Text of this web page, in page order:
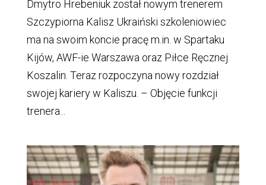
Dmytro Hrebeniuk został nowym trenerem
Szczypiorna Kalisz Ukraiński szkoleniowiec
ma na swoim koncie pracę m.in. w Spartaku
Kijów, AWF-ie Warszawa oraz Piłce Ręcznej
Koszalin. Teraz rozpoczyna nowy rozdział
swojej kariery w Kaliszu. – Objęcie funkcji
trenera...